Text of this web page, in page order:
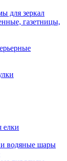
для зеркал
газетницы,
елки
водяные шары